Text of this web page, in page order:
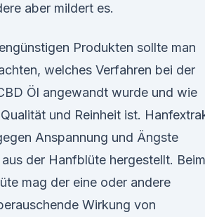
aber mildert es.
Produkten sollte man
welches Verfahren bei der
Öl angewandt wurde und wie
und Reinheit ist.
Anspannung und Ängste
der Hanfblüte hergestellt. Beim
mag der eine oder andere
Wirkung von